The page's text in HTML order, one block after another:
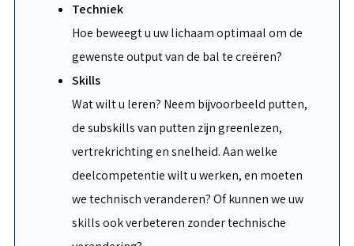
Techniek
Hoe beweegt u uw lichaam optimaal om de
gewenste output van de bal te creëren?
Skills
Wat wilt u leren? Neem bijvoorbeeld putten,
de subskills van putten zijn greenlezen,
vertrekrichting en snelheid. Aan welke
deelcompetentie wilt u werken, en moeten
we technisch veranderen? Of kunnen we uw
skills ook verbeteren zonder technische